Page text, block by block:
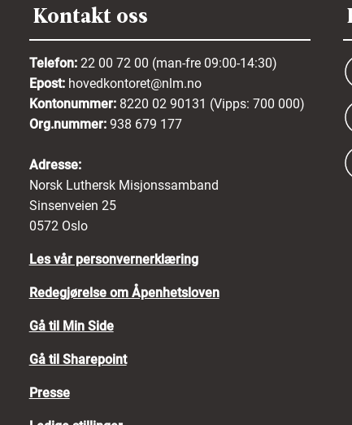
Kontakt oss
Telefon: 22 00 72 00 (man-fre 09:00-14:30)
Epost: hovedkontoret@nlm.no
Kontonummer: 8220 02 90131 (Vipps: 700 000)
Org.nummer: 938 679 177
Adresse:
Norsk Luthersk Misjonssamband
Sinsenveien 25
0572 Oslo
Les vår personvernerklæring
Redegjørelse om Åpenhetsloven
Gå til Min Side
Gå til Sharepoint
Presse